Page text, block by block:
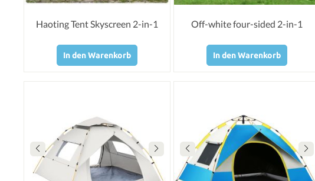
Haoting Tent Skyscreen 2-in-1
In den Warenkorb
Off-white four-sided 2-in-1
In den Warenkorb